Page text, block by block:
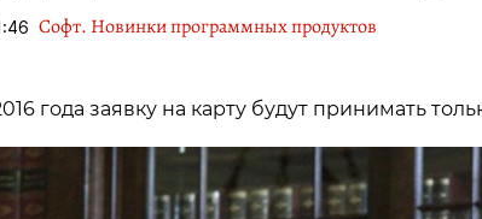
Софт. Новинки программных продуктов
года заявку на карту будут принимать